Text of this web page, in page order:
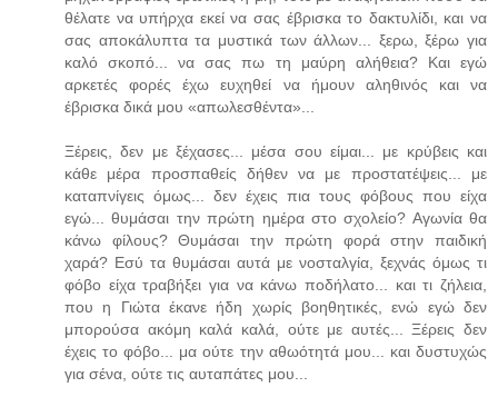
θέλατε να υπήρχα εκεί να σας έβρισκα το δακτυλίδι, και να
σας αποκάλυπτα τα μυστικά των άλλων... ξερω, ξέρω για
καλό σκοπό... να σας πω τη μαύρη αλήθεια? Και εγώ
αρκετές φορές έχω ευχηθεί να ήμουν αληθινός και να
έβρισκα δικά μου «απωλεσθέντα»...
Ξέρεις, δεν με ξέχασες... μέσα σου είμαι... με κρύβεις και
κάθε μέρα προσπαθείς δήθεν να με προστατέψεις... με
καταπνίγεις όμως... δεν έχεις πια τους φόβους που είχα
εγώ... θυμάσαι την πρώτη ημέρα στο σχολείο? Αγωνία θα
κάνω φίλους? Θυμάσαι την πρώτη φορά στην παιδική
χαρά? Εσύ τα θυμάσαι αυτά με νοσταλγία, ξεχνάς όμως τι
φόβο είχα τραβήξει για να κάνω ποδήλατο... και τι ζήλεια,
που η Γιώτα έκανε ήδη χωρίς βοηθητικές, ενώ εγώ δεν
μπορούσα ακόμη καλά καλά, ούτε με αυτές... Ξέρεις δεν
έχεις το φόβο... μα ούτε την αθωότητά μου... και δυστυχώς
για σένα, ούτε τις αυταπάτες μου...